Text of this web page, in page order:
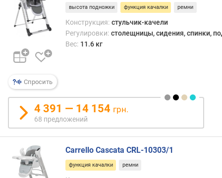
м
о
о
г
и
х
к
д
е
ш
е
в
Спросить
высота подножки функция качалки ремни
Конструкция: стульчик-качели
Регулировки: столещницы, сидения, спинки,
Вес: 11.6 кг
4 391 — 14 154 грн.
68 предложений
Carrello Cascata CRL-10303/1
функция качалки ремни